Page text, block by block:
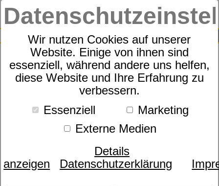
Wir nutzen Cookies auf unserer
Website. Einige von ihnen sind
essenziell, während andere uns helfen,
diese Website und Ihre Erfahrung zu
verbessern.
Essenziell
Marketing
Externe Medien
Details
anzeigen
Datenschutzerklärung
SUCHE
0
Sympathica Hublift Vision M2